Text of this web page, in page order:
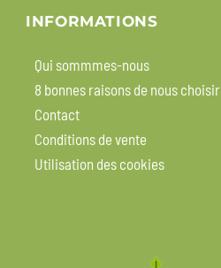
INFORMATIONS
Qui sommmes-nous
8 bonnes raisons de nous choisir
Contact
Conditions de vente
Utilisation des cookies